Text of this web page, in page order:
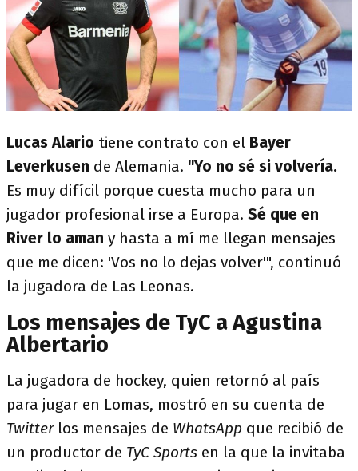
Lucas Alario tiene contrato con el Bayer
Leverkusen de Alemania. "Yo no sé si volvería.
Es muy difícil porque cuesta mucho para un
jugador profesional irse a Europa. Sé que en
River lo aman y hasta a mí me llegan mensajes
que me dicen: 'Vos no lo dejas volver'", continuó
la jugadora de Las Leonas.
Los mensajes de TyC a Agustina
Albertario
La jugadora de hockey, quien retornó al país
para jugar en Lomas, mostró en su cuenta de
Twitter los mensajes de WhatsApp que recibió de
un productor de TyC Sports en la que la invitaba